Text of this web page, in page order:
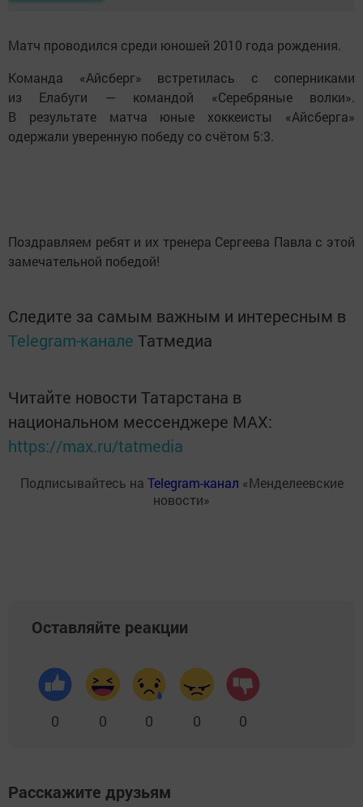
Матч проводился среди юношей 2010 года рождения.
Команда «Айсберг» встретилась с соперниками
из Елабуги — командой «Серебряные волки».
В результате матча юные хоккеисты «Айсберга»
одержали уверенную победу со счётом 5:3.
Поздравляем ребят и их тренера Сергеева Павла с этой
замечательной победой!
Следите за самым важным и интересным в
Telegram-канале Татмедиа
Читайте новости Татарстана в
национальном мессенджере MАХ:
https://max.ru/tatmedia
Подписывайтесь на Telegram-канал «Менделеевские
новости»
Оставляйте реакции
0 0 0 0 0
Расскажите друзьям